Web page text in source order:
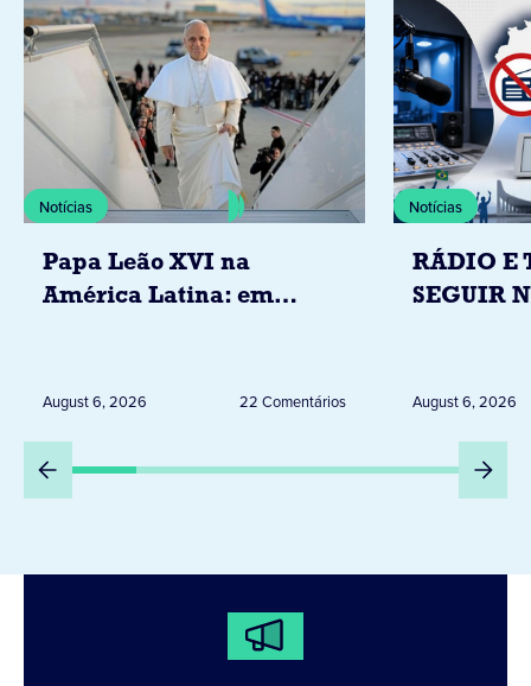
Notícias
Papa Leão XVI na
América Latina: em
Peru
August 6, 2026 22 Comentários
Notícias
RÁDIO E
SEGUIR
DESTA
August 6, 2026